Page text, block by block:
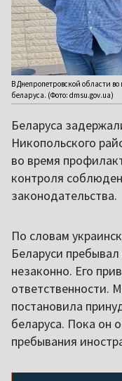
В Днепропетровской области
беларуса. (Фото: dmsu.gov.ua)
Беларуса
Никопольского
во время
контроля
законодательства.
По словам
Беларуси
незаконно. Его
ответственности.
постановила
беларуса. Пока он
пребывания